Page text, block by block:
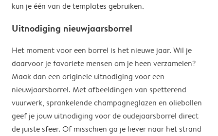
kun je één van de templates gebruiken.
Uitnodiging nieuwjaarsborrel
Het moment voor een borrel is het nieuwe jaar. Wil je
daarvoor je favoriete mensen om je heen verzamelen?
Maak dan een originele uitnodiging voor een
nieuwjaarsborrel. Met afbeeldingen van spetterend
vuurwerk, sprankelende champagneglazen en oliebollen
geef je jouw uitnodiging voor de oudejaarsborrel direct
de juiste sfeer. Of misschien ga je liever naar het strand